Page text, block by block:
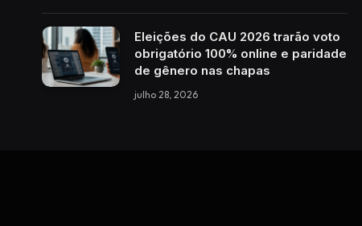
Eleições do CAU 2026 trarão voto
obrigatório 100% online e paridade
de gênero nas chapas
julho 28, 2026